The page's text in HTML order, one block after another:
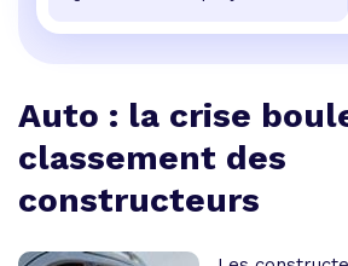
Auto : la crise
classement des
constructeurs